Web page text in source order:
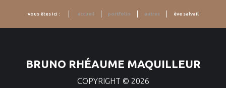
vous êtes ici : accueil portfolio autres ève salvail
BRUNO RHÉAUME MAQUILLEUR
COPYRIGHT © 2026